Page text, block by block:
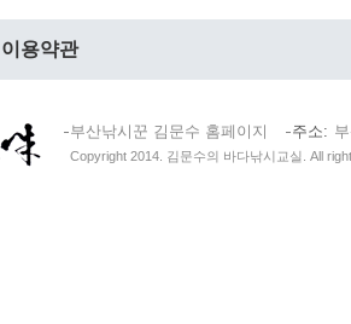
이용약관
부산낚시꾼 김문수 홈페이지 주소
Copyright 2014. 김문수의 바다낚시교실. All